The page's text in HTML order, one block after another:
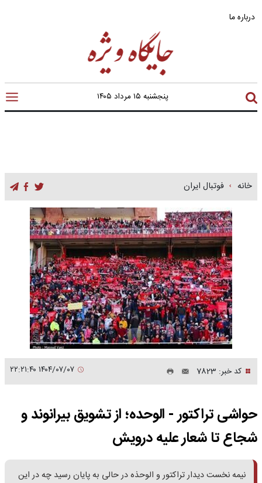
درباره ما
پنجشنبه ۱۵ مرداد ۱۴۰۵
خانه فوتبال ایران
کد خبر: 7823
حواشی تراکتور - الوحده؛ از تشویق بیرانوند و
شجاع تا شعار علیه درویش
نیمه نخست دیدار تراکتور و الوحذه در حالی به پایان رسید چه در این